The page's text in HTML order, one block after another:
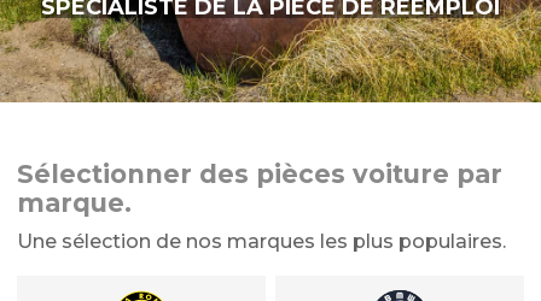
SPÉCIALISTE DE LA PIÈCE DE RÉEMPLOI
Sélectionner des pièces voiture par
marque.
Une sélection de nos marques les plus populaires.